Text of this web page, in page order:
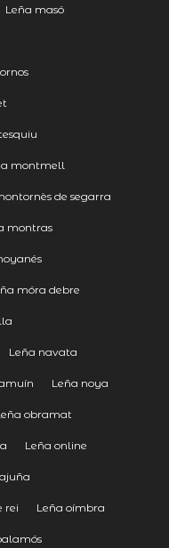
Leña masó
montmell
de segarra
montras
móra debre
Leña navata
Leña noya
obramat
Leña online
rei Leña oímbra